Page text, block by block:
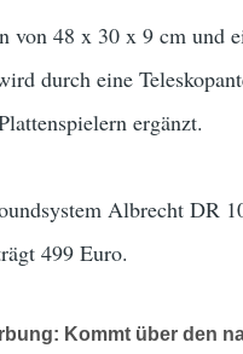
von 48 x 30 x 9 cm und
durch eine
ergänzt.
Albrecht DR
499 Euro.
Kommt über den